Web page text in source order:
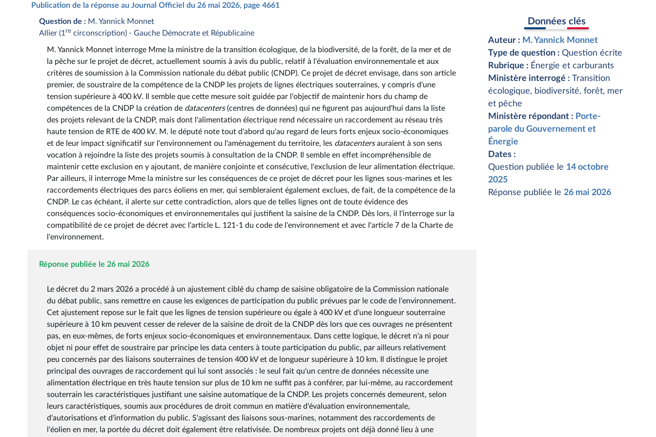
Publication de la réponse au Journal Officiel du 26 mai 2026, page 4661
Question de : M. Yannick Monnet
Allier (1 re circonscription) - Gauche Démocrate et Républicaine
M. Yannick Monnet interroge Mme la ministre de la transition écologique, de la biodiversité, de la forêt, de la mer et de
la pêche sur le projet de décret, actuellement soumis à avis du public, relatif à l'évaluation environnementale et aux
critères de soumission à la Commission nationale du débat public (CNDP). Ce projet de décret envisage, dans son article
premier, de soustraire de la compétence de la CNDP les projets de lignes électriques souterraines, y compris d'une
tension supérieure à 400 kV. Il semble que cette mesure soit guidée par l'objectif de maintenir hors du champ de
compétences de la CNDP la création de datacenters(centres de données) qui ne figurent pas aujourd'hui dans la liste
des projets relevant de la CNDP, mais dont l'alimentation électrique rend nécessaire un raccordement au réseau très
haute tension de RTE de 400 kV. M. le député note tout d'abord qu'au regard de leurs forts enjeux socio-économiques
et de leur impact significatif sur l'environnement ou l'aménagement du territoire, les datacentersauraient à son sens
vocation à rejoindre la liste des projets soumis à consultation de la CNDP. Il semble en effet incompréhensible de
maintenir cette exclusion en y ajoutant, de manière conjointe et consécutive, l'exclusion de leur alimentation électrique.
Par ailleurs, il interroge Mme la ministre sur les conséquences de ce projet de décret pour les lignes sous-marines et les
raccordements électriques des parcs éoliens en mer, qui sembleraient également exclues, de fait, de la compétence de la
CNDP. Le cas échéant, il alerte sur cette contradiction, alors que de telles lignes ont de toute évidence des
conséquences socio-économiques et environnementales qui justifient la saisine de la CNDP. Dès lors, il l'interroge sur la
compatibilité de ce projet de décret avec l'article L. 121-1 du code de l'environnement et avec l'article 7 de la Charte de
l'environnement.
Réponse publiée le 26 mai 2026
Le décret du 2 mars 2026 a procédé à un ajustement ciblé du champ de saisine obligatoire de la Commission nationale
du débat public, sans remettre en cause les exigences de participation du public prévues par le code de l'environnement.
Cet ajustement repose sur le fait que les lignes de tension supérieure ou égale à 400 kV et d'une longueur souterraine
supérieure à 10 km peuvent cesser de relever de la saisine de droit de la CNDP dès lors que ces ouvrages ne présentent
pas, en eux-mêmes, de forts enjeux socio-économiques et environnementaux. Dans cette logique, le décret n'a ni pour
objet ni pour effet de soustraire par principe les data centers à toute participation du public, par ailleurs relativement
peu concernés par des liaisons souterraines de tension 400 kV et de longueur supérieure à 10 km. Il distingue le projet
principal des ouvrages de raccordement qui lui sont associés : le seul fait qu'un centre de données nécessite une
alimentation électrique en très haute tension sur plus de 10 km ne suffit pas à conférer, par lui-même, au raccordement
souterrain les caractéristiques justifiant une saisine automatique de la CNDP. Les projets concernés demeurent, selon
leurs caractéristiques, soumis aux procédures de droit commun en matière d'évaluation environnementale,
d'autorisations et d'information du public. S'agissant des liaisons sous-marines, notamment des raccordements de
l'éolien en mer, la portée du décret doit également être relativisée. De nombreux projets ont déjà donné lieu à une
Données clés
Auteur : M. Yannick Monnet
Type de question : Question écrite
Rubrique : Énergie et carburants
Ministère interrogé : Transition
écologique, biodiversité, forêt, mer
et pêche
Ministère répondant : Porte-
parole du Gouvernement et
Énergie
Dates :
Question publiée le 14 octobre
2025
Réponse publiée le 26 mai 2026